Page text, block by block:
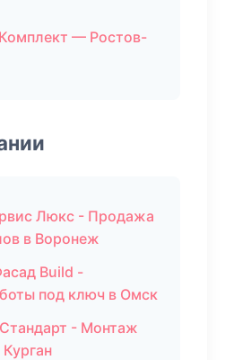
— Ростов-
Люкс - Продажа
в Воронеж
Build -
под ключ в Омск
- Монтаж